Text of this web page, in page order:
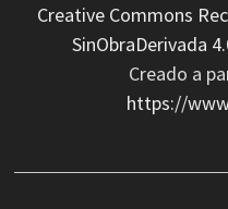
Creative Commons
SinObraDerivada
Creado a
https://